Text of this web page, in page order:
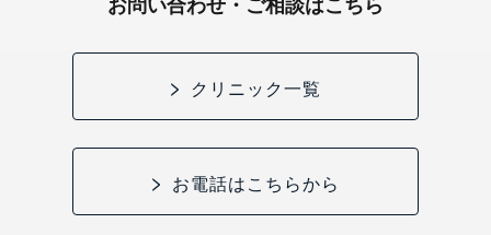
クリニック一覧
お電話はこちらから